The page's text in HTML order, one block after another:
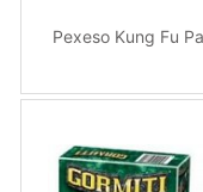
Pexeso Kung Fu